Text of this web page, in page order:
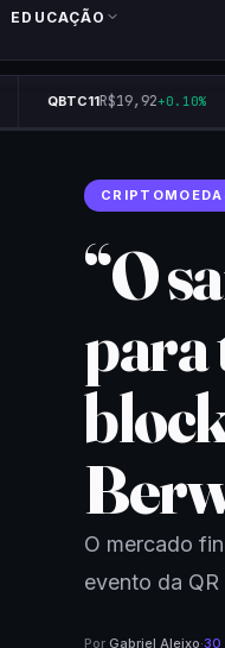
EDUCAÇÃO
QBTC11R$19,92+0.10%
“O
para
O mercado
evento da QR
Por Gabriel Aleixo·30